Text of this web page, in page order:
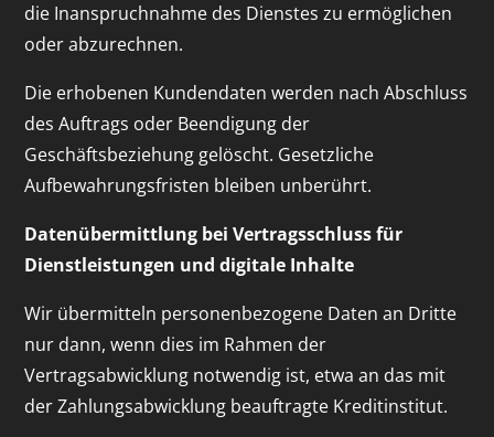
die Inanspruchnahme des Dienstes zu ermöglichen
oder abzurechnen.
Die erhobenen Kundendaten werden nach Abschluss
des Auftrags oder Beendigung der
Geschäftsbeziehung gelöscht. Gesetzliche
Aufbewahrungsfristen bleiben unberührt.
Datenübermittlung bei Vertragsschluss für
Dienstleistungen und digitale Inhalte
Wir übermitteln personenbezogene Daten an Dritte
nur dann, wenn dies im Rahmen der
Vertragsabwicklung notwendig ist, etwa an das mit
der Zahlungsabwicklung beauftragte Kreditinstitut.